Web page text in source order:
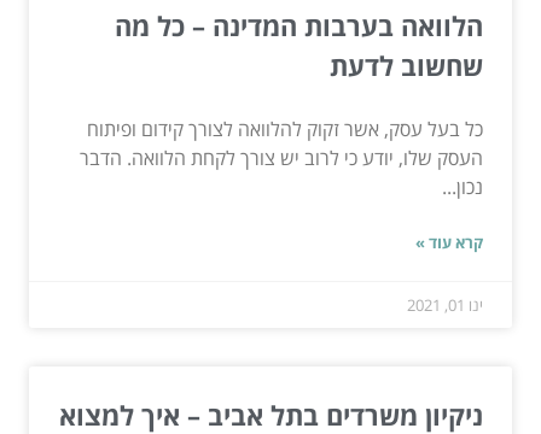
הלוואה בערבות המדינה – כל מה
שחשוב לדעת
כל בעל עסק, אשר זקוק להלוואה לצורך קידום ופיתוח
העסק שלו, יודע כי לרוב יש צורך לקחת הלוואה. הדבר
נכון...
קרא עוד »
ינו 01, 2021
ניקיון משרדים בתל אביב – איך למצוא